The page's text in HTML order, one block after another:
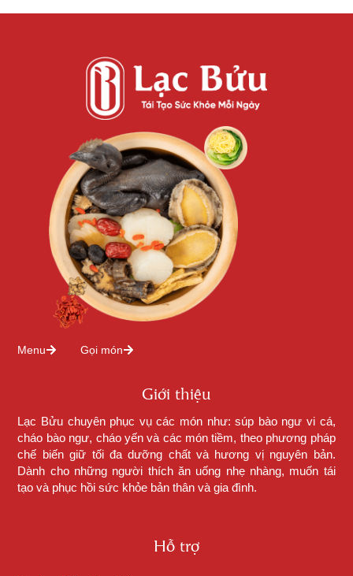
Menu Gọi món
Giới thiệu
Lạc Bửu chuyên phục vụ các món như: súp bào ngư vi cá,
cháo bào ngư, cháo yến và các món tiềm, theo phương pháp
chế biến giữ tối đa dưỡng chất và hương vị nguyên bản.
Dành cho những người thích ăn uống nhẹ nhàng, muốn tái
tạo và phục hồi sức khỏe bản thân và gia đình.
Hỗ trợ